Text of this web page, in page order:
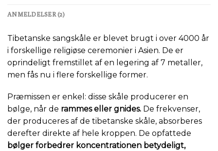
ANMELDELSER (2)
Tibetanske sangskåle er blevet brugt i over 4000 år
i forskellige religiøse ceremonier i Asien. De er
oprindeligt fremstillet af en legering af 7 metaller,
men fås nu i flere forskellige former.
Præmissen er enkel: disse skåle producerer en
bølge, når de rammes eller gnides. De frekvenser,
der produceres af de tibetanske skåle, absorberes
derefter direkte af hele kroppen. De opfattede
bølger forbedrer koncentrationen betydeligt,